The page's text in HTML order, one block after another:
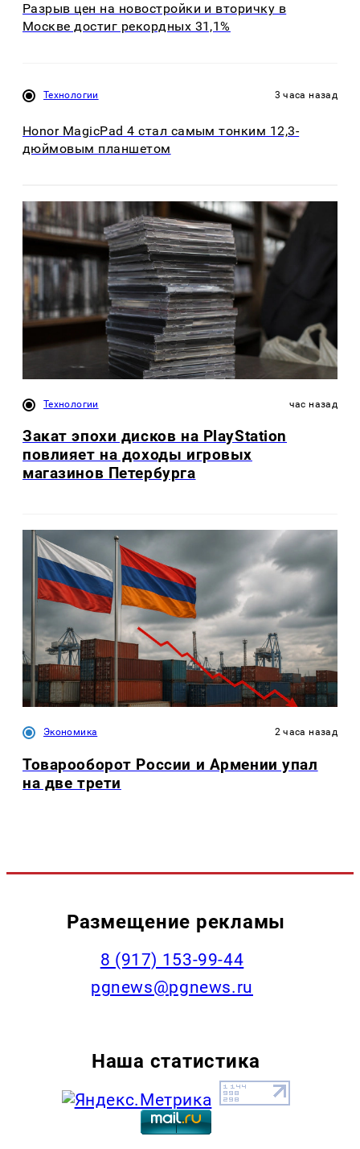
Разрыв цен на новостройки и вторичку в
Москве достиг рекордных 31,1%
Технологии 3 часа назад
Honor MagicPad 4 стал самым тонким 12,3-
дюймовым планшетом
Технологии час назад
Закат эпохи дисков на PlayStation
повлияет на доходы игровых
магазинов Петербурга
Экономика 2 часа назад
Товарооборот России и Армении упал
на две трети
Размещение рекламы
‭8 (917) 153-99-44
pgnews@pgnews.ru
Наша статистика